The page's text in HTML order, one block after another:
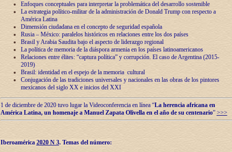
Enfoques conceptuales para interpretar la problemática del desarrollo sostenible
La estrategia político-militar de la administración de Donald Trump con respecto a
América Latina
Dimensión ciudadana en el concepto de seguridad española
Rusia – México: paralelos históricos en relaciones entre los dos países
Brasil y Arabia Saudita bajo el aspecto de liderazgo regional
La política de memoria de la diáspora armenia en los países latinoamericanos
Relaciones entre élites: “captura política” y corrupción. El caso de Argentina (2015-
2019)
Brasil: identidad en el espejo de la memoria cultural
Conjugación de las tradiciones universales y nacionales en las obras de los pintores
mexicanos del siglo XX e inicios del XXI
1 de diciembre de 2020 tuvo lugar la Videoconferencia en línea “La herencia africana en
América Latina, un homenaje a Manuel Zapata Olivella en el año de su centenario” >>>
Iberoamérica 2020 N 3.Temas del número: